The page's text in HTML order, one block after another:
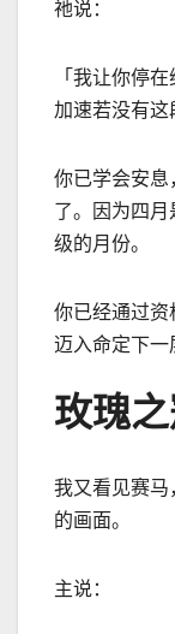
祂说：
「我让你停
加速若没有这
你已学会安息
了。因为四
级的月份。
你已经通过资
迈入命定下一
玫瑰
我又看见赛马
的画面。
主说：